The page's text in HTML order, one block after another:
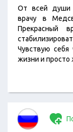
От всей души
врачу в
Прекрасный
Чувствую себя
жизни и просто